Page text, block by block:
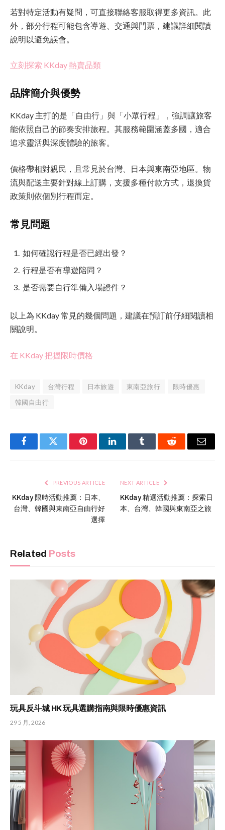
若對特定活動有疑問，可直接聯絡客服取得更多資訊。此
外，部分行程可能包含導遊、交通與門票，建議詳細閱讀
說明以避免誤會。
立刻探索 KKday 熱賣品類
品牌簡介與優勢
KKday 主打的是「自由行」與「小眾行程」，強調讓旅客
能依照自己的節奏安排旅程。其服務範圍涵蓋多國，適合
追求靈活與深度體驗的旅客。
價格帶相對親民，且常見於台灣、日本與東南亞地區。物
流與配送主要針對線上訂購，支援多種付款方式，退換貨
政策則依個別行程而定。
常見問題
如何確認行程是否已經出發？
行程是否有導遊陪同？
是否需要自行準備入場證件？
以上為 KKday 常見的幾個問題，建議在預訂前仔細閱讀相
關說明。
在 KKday 把握限時價格
KKday 台灣行程 日本旅遊 東南亞旅行
限時優惠
韓國自由行
FacebookTwitter PinterestLinkedInTumblr Reddit Email
PREVIOUS ARTICLE
KKday 限時活動推薦：日本、
台灣、韓國與東南亞自由行好
選擇
NEXT ARTICLE
KKday 精選活動推薦：探索日
本、台灣、韓國與東南亞之旅
Related Posts
玩具反斗城 HK 玩具選購指南與限時優惠資訊
29 5 月, 2026